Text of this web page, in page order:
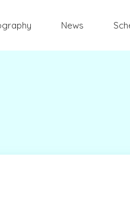
News